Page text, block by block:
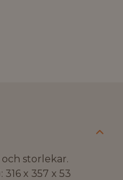
storlekar.
x 357 x 53